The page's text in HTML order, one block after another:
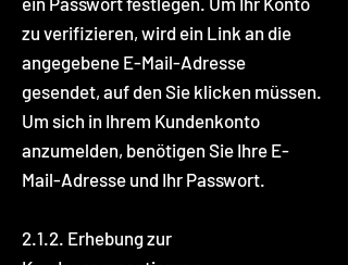
zu verifizieren, wird ein Link an die
angegebene E-Mail-Adresse
gesendet, auf den Sie klicken müssen.
Um sich in Ihrem Kundenkonto
anzumelden, benötigen Sie Ihre E-
Mail-Adresse und Ihr Passwort.
2.1.2. Erhebung zur